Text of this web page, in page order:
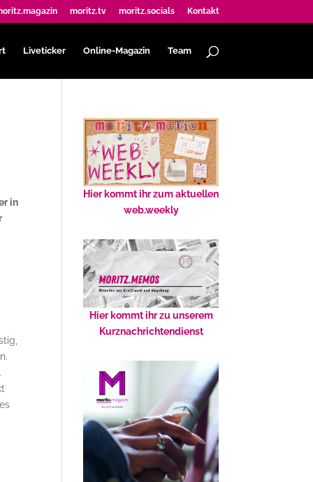
moritz.tv moritz.socials Kontakt
Liveticker Online-Magazin Team
in
Hier kommt ihr zum aktuellen
web.weekly
Hier kommt ihr zu unserem
Kurznachrichtendienst